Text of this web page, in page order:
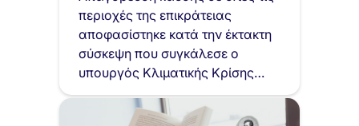
περιοχές της επικράτειας
αποφασίστηκε κατά την έκτακτη
σύσκεψη που συγκάλεσε ο
υπουργός Κλιματικής Κρίσης
και…